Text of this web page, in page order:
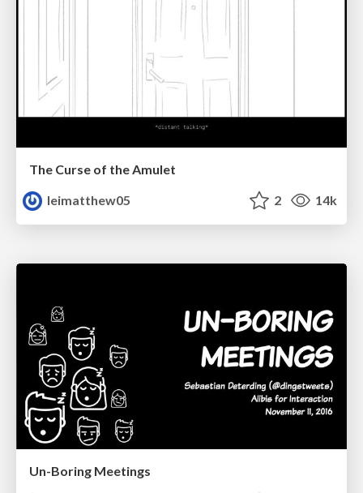
The Curse of the Amulet
leimatthew05
2 14k
Un-Boring Meetings